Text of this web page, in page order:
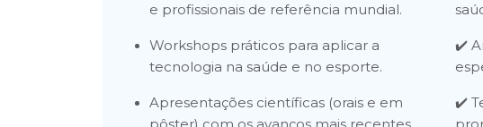
e profissionais de referência mundial.
Workshops práticos para aplicar a
tecnologia na saúde e no esporte.
Apresentações científicas (orais e em
✔️
✔️